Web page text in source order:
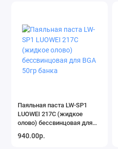
Паяльная паста LW-SP1
LUOWEI 217C (жидкое
олово) бессвинцовая для
940.00р.